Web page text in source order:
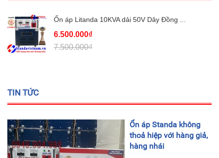
Ổn áp Litanda 10KVA dải 50V Dây Đồng ...
6.500.000₫
7.500.000₫
TIN TỨC
Ổn áp Standa không
thoả hiệp với hàng giả,
hàng nhái